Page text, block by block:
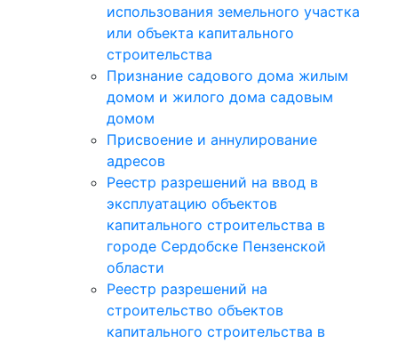
использования земельного участка
или объекта капитального
строительства
Признание садового дома жилым
домом и жилого дома садовым
домом
Присвоение и аннулирование
адресов
Реестр разрешений на ввод в
эксплуатацию объектов
капитального строительства в
городе Сердобске Пензенской
области
Реестр разрешений на
строительство объектов
капитального строительства в